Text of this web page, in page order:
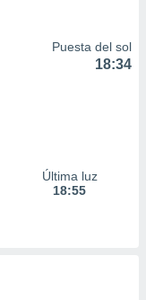
Puesta del sol
18:34
Última luz
18:55